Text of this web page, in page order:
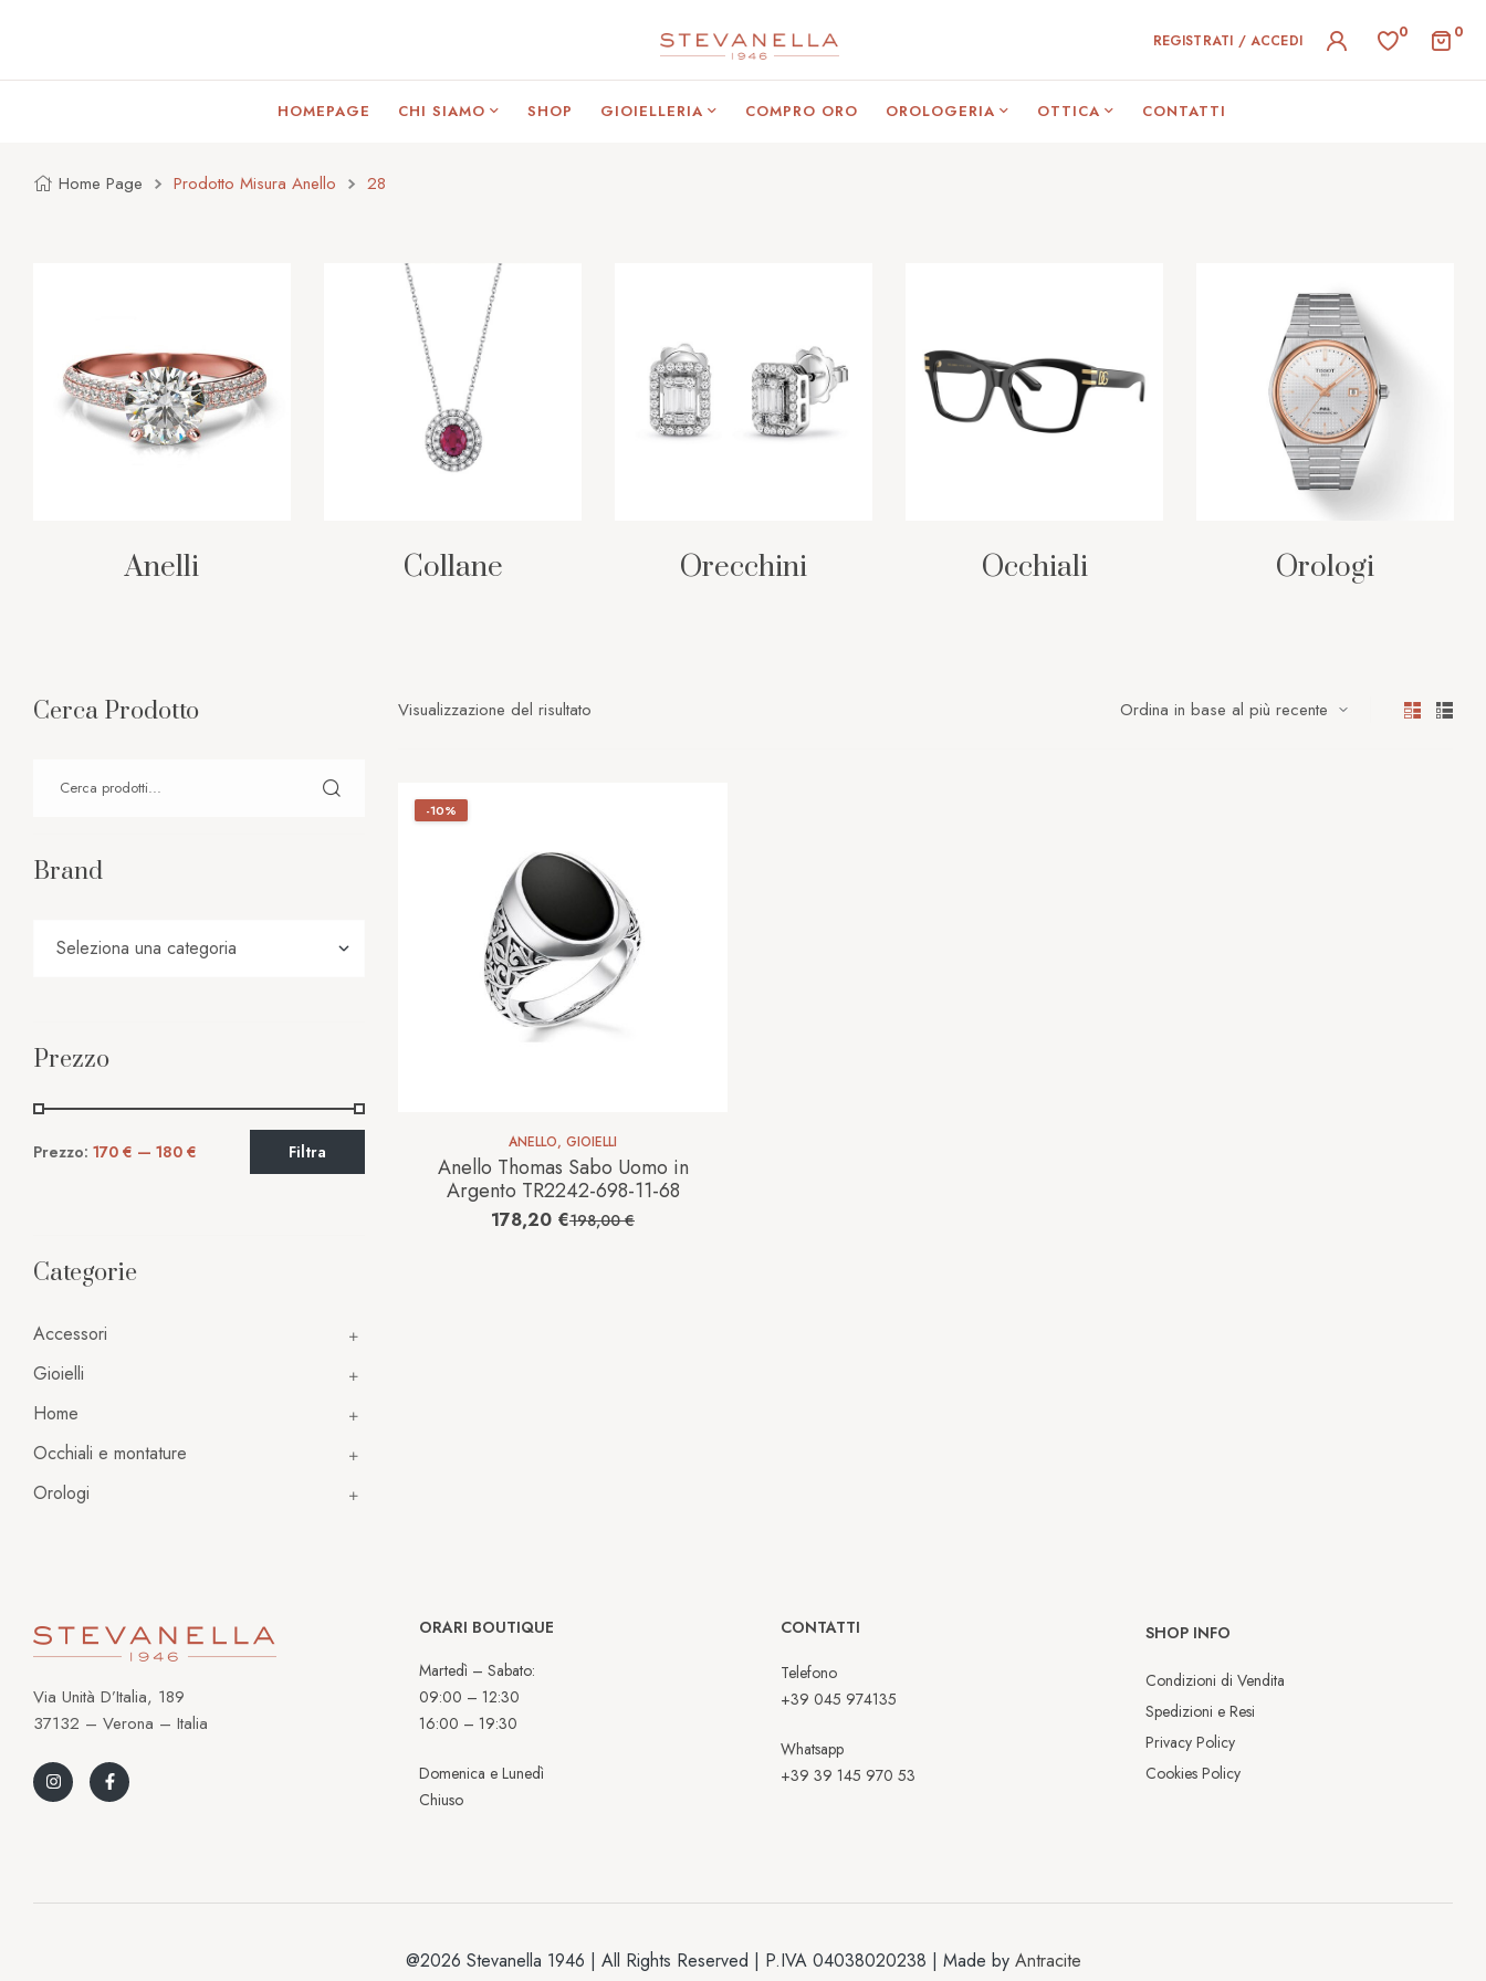
REGISTRATI / ACCEDI 0 0
HOMEPAGE CHI SIAMO SHOP GIOIELLERIA COMPRO ORO OROLOGERIA OTTICA CONTATTI
Home Page Prodotto Misura Anello 28
Anelli Collane Orecchini Occhiali Orologi
Visualizzazione del risultato
-10%
ANELLO, GIOIELLI
Anello Thomas Sabo Uomo in
Argento TR2242-698-11-68
198,00€
178,20 €
Cerca Prodotto
Brand
Prezzo
Filtra
Prezzo: 170 € — 180 €
Categorie
Accessori
Gioielli
Home
Occhiali e montature
Orologi
Via Unità D’Italia, 189
37132 – Verona – Italia
ORARI BOUTIQUE
Martedì – Sabato:
09:00 – 12:30
16:00 – 19:30
Domenica e Lunedì
Chiuso
CONTATTI
Telefono
+39 045 974135
Whatsapp
+39 39 145 970 53
SHOP INFO
Condizioni di Vendita
Spedizioni e Resi
Privacy Policy
Cookies Policy
@2026 Stevanella 1946 | All Rights Reserved | P.IVA 04038020238 | Made by Antracite